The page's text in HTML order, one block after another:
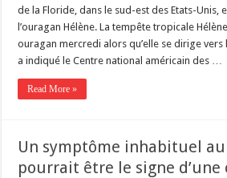
de la Floride, dans le sud-est des Etats-Unis,
l’ouragan Hélène. La tempête tropicale
ouragan mercredi alors qu’elle se dirige vers
a indiqué le Centre national américain des …
Read More »
Un symptôme inhabituel
pourrait être le signe d’une